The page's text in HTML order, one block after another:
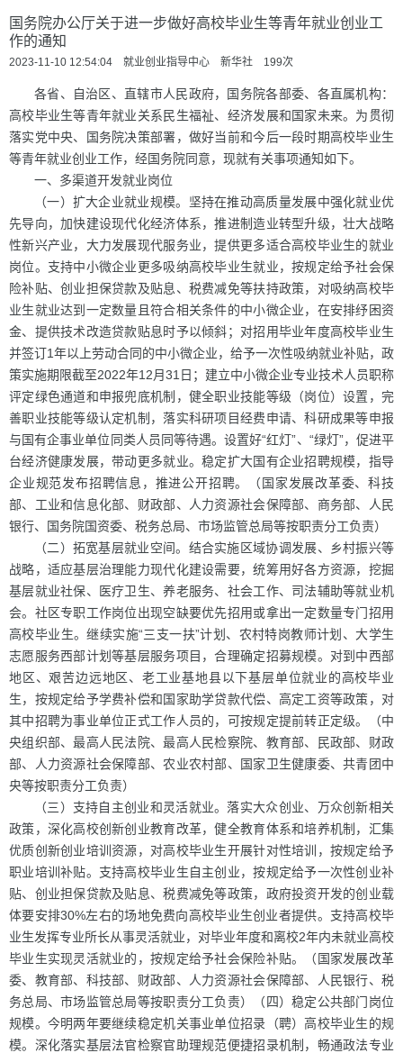
国务院办公厅关于进一步做好高校毕业生等青年就业创业工
作的通知
2023-11-10 12:54:04 就业创业指导中心 新华社 199次
各省、自治区、直辖市人民政府，国务院各部委、各直属机构：
高校毕业生等青年就业关系民生福祉、经济发展和国家未来。为贯彻
落实党中央、国务院决策部署，做好当前和今后一段时期高校毕业生
等青年就业创业工作，经国务院同意，现就有关事项通知如下。
一、多渠道开发就业岗位
（一）扩大企业就业规模。坚持在推动高质量发展中强化就业优
先导向，加快建设现代化经济体系，推进制造业转型升级，壮大战略
性新兴产业，大力发展现代服务业，提供更多适合高校毕业生的就业
岗位。支持中小微企业更多吸纳高校毕业生就业，按规定给予社会保
险补贴、创业担保贷款及贴息、税费减免等扶持政策，对吸纳高校毕
业生就业达到一定数量且符合相关条件的中小微企业，在安排纾困资
金、提供技术改造贷款贴息时予以倾斜；对招用毕业年度高校毕业生
并签订1年以上劳动合同的中小微企业，给予一次性吸纳就业补贴，政
策实施期限截至2022年12月31日；建立中小微企业专业技术人员职称
评定绿色通道和申报兜底机制，健全职业技能等级（岗位）设置，完
善职业技能等级认定机制，落实科研项目经费申请、科研成果等申报
与国有企事业单位同类人员同等待遇。设置好“红灯”、“绿灯”，促进平
台经济健康发展，带动更多就业。稳定扩大国有企业招聘规模，指导
企业规范发布招聘信息，推进公开招聘。（国家发展改革委、科技
部、工业和信息化部、财政部、人力资源社会保障部、商务部、人民
银行、国务院国资委、税务总局、市场监管总局等按职责分工负责）
（二）拓宽基层就业空间。结合实施区域协调发展、乡村振兴等
战略，适应基层治理能力现代化建设需要，统筹用好各方资源，挖掘
基层就业社保、医疗卫生、养老服务、社会工作、司法辅助等就业机
会。社区专职工作岗位出现空缺要优先招用或拿出一定数量专门招用
高校毕业生。继续实施“三支一扶”计划、农村特岗教师计划、大学生
志愿服务西部计划等基层服务项目，合理确定招募规模。对到中西部
地区、艰苦边远地区、老工业基地县以下基层单位就业的高校毕业
生，按规定给予学费补偿和国家助学贷款代偿、高定工资等政策，对
其中招聘为事业单位正式工作人员的，可按规定提前转正定级。（中
央组织部、最高人民法院、最高人民检察院、教育部、民政部、财政
部、人力资源社会保障部、农业农村部、国家卫生健康委、共青团中
央等按职责分工负责）
（三）支持自主创业和灵活就业。落实大众创业、万众创新相关
政策，深化高校创新创业教育改革，健全教育体系和培养机制，汇集
优质创新创业培训资源，对高校毕业生开展针对性培训，按规定给予
职业培训补贴。支持高校毕业生自主创业，按规定给予一次性创业补
贴、创业担保贷款及贴息、税费减免等政策，政府投资开发的创业载
体要安排30%左右的场地免费向高校毕业生创业者提供。支持高校毕
业生发挥专业所长从事灵活就业，对毕业年度和离校2年内未就业高校
毕业生实现灵活就业的，按规定给予社会保险补贴。（国家发展改革
委、教育部、科技部、财政部、人力资源社会保障部、人民银行、税
务总局、市场监管总局等按职责分工负责）（四）稳定公共部门岗位
规模。今明两年要继续稳定机关事业单位招录（聘）高校毕业生的规
模。深化落实基层法官检察官助理规范便捷招录机制，畅通政法专业